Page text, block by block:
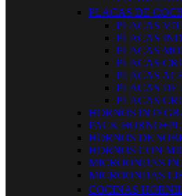
PLACAS DE
PLACAS
PLACAS
PLACAS
PLACAS
PLACAS
PLACAS DE
PLACAS
HORNOS
PACK
HORNOS DE
HORNOS CON
MICROONDAS
MICROONDAS
COCINAS